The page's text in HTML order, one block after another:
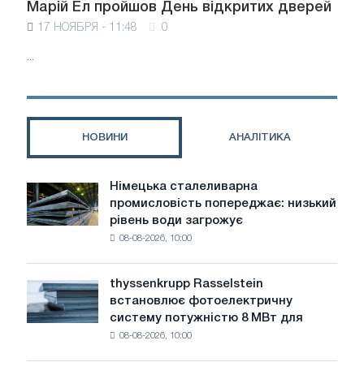
Марій Ел пройшов День відкритих дверей
17 НОЯБРЯ - 11:48 0
...
НОВИНИ АНАЛІТИКА
Німецька
сталеливарна
промисловість
води
загрожує
Німецька сталеливарна
промисловість попереджає: низький
рівень води загрожує
08-08-2026, 10:00
thyssenkrupp
Rasselstein
встановлює
фотоелектричну
thyssenkrupp Rasselstein
встановлює фотоелектричну
систему потужністю 8 МВт для
08-08-2026, 10:00